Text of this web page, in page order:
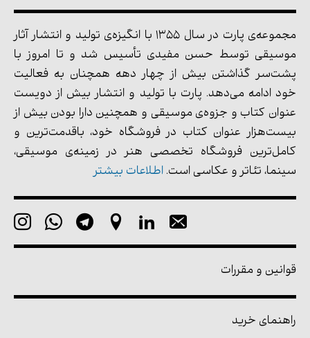
مجموعه‌ی پارت در سال 1355 با انگیزه‌ی تولید و انتشار آثار
موسیقی توسط حسن مفیدی تأسیس شد و تا امروز با
پشت‌سر گذاشتن بیش از چهار دهه همچنان به فعالیت
خود ادامه می‌دهد. پارت با تولید و انتشار بیش از دویست
عنوان کتاب و جزوه‌ی موسیقی و همچنین دارا بودن بیش از
بیست‌هزار عنوان کتاب در فروشگاه خود، باقدمت‌ترین و
کامل‌ترین فروشگاه تخصصی هنر در زمینه‌ی موسیقی،
سینما، تئاتر و عکاسی است. اطلاعات بیشتر
قوانین و مقررات
راهنمای خرید